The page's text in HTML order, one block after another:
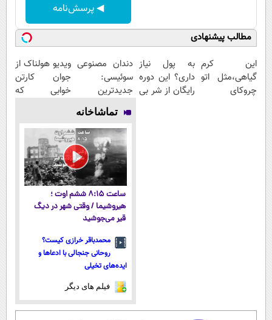
◀ پرسش‌نامه
مطالب پیشنهادی
این کرم
گیاهی،مثل اتو
چروکای
به پول نیاز
داری؟ این دوره
رایگان از شر بی
دندان مصنوعی
سوئیسی:
جدیدترین
فناوری اروپا،
سبک و مقاوم |
پرداخت قسطی
ویدیو هولناک از
جوان کارتن
خوابی که
تماشاخانه
ساعت ۸:۱۵ ششم اوت ؛
هیروشیما / وقتی شهر در دیگ
قیر می‌جوشید
محمدباقر خرازی کیست؟
روحانی جنجالی با ادعاها و
ایده‌های تخیلی
فیلم های دیگر